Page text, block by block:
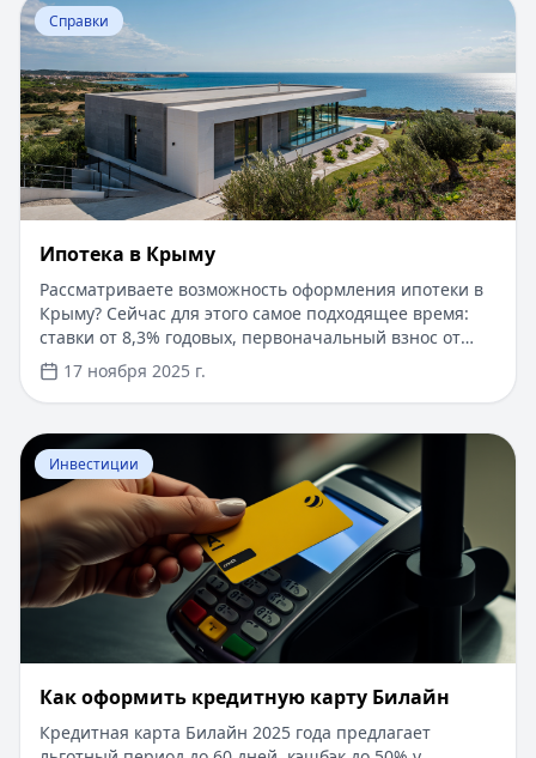
Справки
Ипотека в Крыму
Рассматриваете возможность оформления ипотеки в
Крыму? Сейчас для этого самое подходящее время:
ставки от 8,3% годовых, первоначальный взнос от
15%, срок рассмотрения заявки — от 1 дня. Доступны
программы господдержки с пониженной ставкой от
6%. Одобрение без подтверждения дохода справкой
2-НДФЛ, достаточно выписки по счету. Срок
кредитования — до 30 лет.
17 ноября 2025 г.
Перейти к статье: ​Как оформить кредитную карту
Инвестиции
​Как оформить кредитную карту Билайн
Кредитная карта Билайн 2025 года предлагает